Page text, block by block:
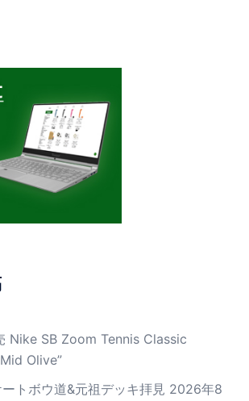
Nike SB Zoom Tennis Classic
Olive”
ートボウ道&元祖デッキ拝見 2026年8